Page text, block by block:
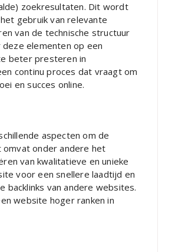
zoekresultaten. Dit wordt
gebruik van relevante
van de technische structuur
elementen op een
beter presteren in
continu proces dat vraagt om
en succes online.
aspecten om de
omvat onder andere het
van kwalitatieve en unieke
voor een snellere laadtijd en
backlinks van andere websites.
website hoger ranken in